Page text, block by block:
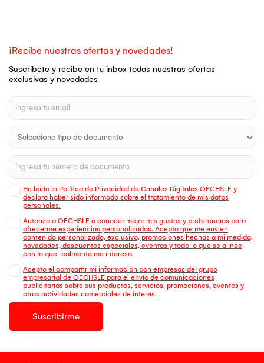
¡Recibe nuestras ofertas y novedades!
Suscríbete y recibe en tu inbox todas nuestras ofertas
exclusivas y novedades
He leído la Política de Privacidad de Canales Digitales OECHSLE y
declaro haber sido informado sobre el tratamiento de mis datos
personales.
Autorizo a OECHSLE a conocer mejor mis gustos y preferencias para
ofrecerme experiencias personalizadas. Acepto que me envien
contenido personalizado, exclusivo, promociones hechas a mi medida,
novedades, descuentos especiales, eventos y todo lo que se alinee
con lo que realmente me interesa.
Acepto el compartir mi información con empresas del grupo
empresarial de OECHSLE para el envío de comunicaciones
publicitarias sobre sus productos, servicios, promociones, eventos y
otras actividades comerciales de interés.
Suscribirme